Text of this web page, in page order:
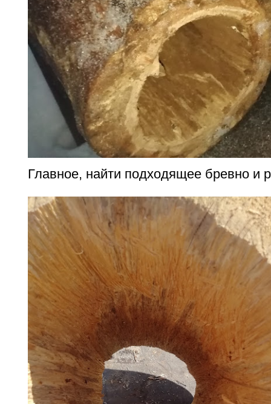
Главное, найти подходящее бревно и